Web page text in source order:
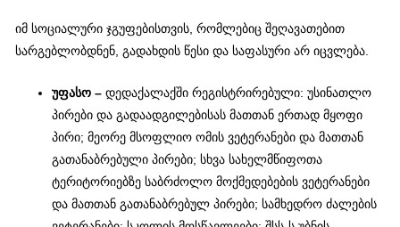
იმ სოციალური ჯგუფებისთვის, რომლებიც შეღავათებით
სარგებლობდნენ, გადახდის წესი და საფასური არ იცვლება.
უფასო –დედაქალაქში რეგისტრირებული: უსინათლო
პირები და გადაადგილებისას მათთან ერთად მყოფი
პირი; მეორე მსოფლიო ომის ვეტერანები და მათთან
გათანაბრებული პირები; სხვა სახელმწიფოთა
ტერიტორიებზე საბრძოლო მოქმედებების ვეტერანები
და მათთან გათანაბრებულ პირები; სამხედრო ძალების